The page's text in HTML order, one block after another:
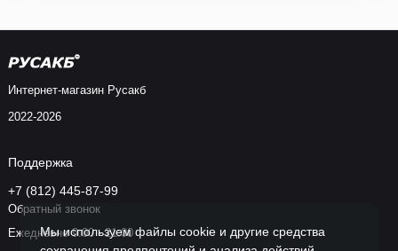
Мы используем файлы cookie и другие средства
Интернет-магазин Русакб
2022-2026
Поддержка
+7 (812) 445-87-99
Обратный звонок
Ежедневно 9:00 - 21:00